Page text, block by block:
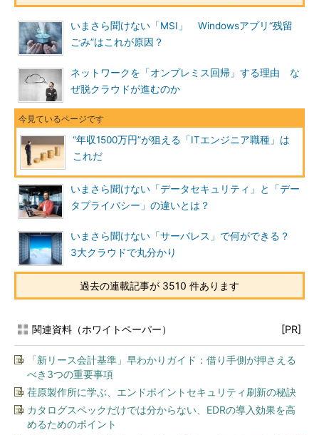
いまさら聞けない「MSI」 Windowsアプリ“残留
ごみ”はこれが原因？
ネットワークを「オンプレミス回帰」する理由 な
ぜ脱クラウドが進むのか
“年収1500万円”が狙える「ITエンジニア職種」は
これだ
いまさら聞けない「データセキュリティ」と「デー
タプライバシー」の違いとは？
いまさら聞けない「サーバレス」で何ができる？
3大クラウドで丸分かり
過去の連載記事が 3510 件あります
関連資料（ホワイトペーパー） [PR]
「新リース会計基準」早わかりガイド：借り手側が押さえる
べき3つの重要事項
荏原製作所に学ぶ、エンドポイントセキュリティ刷新の秘訣
カタログスペックだけでは分からない、EDRの導入効果を高
めるためのポイント